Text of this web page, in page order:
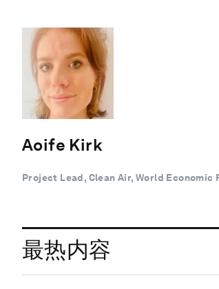
Aoife Kirk
Project Lead, Clean Air, World Economic
最热内容